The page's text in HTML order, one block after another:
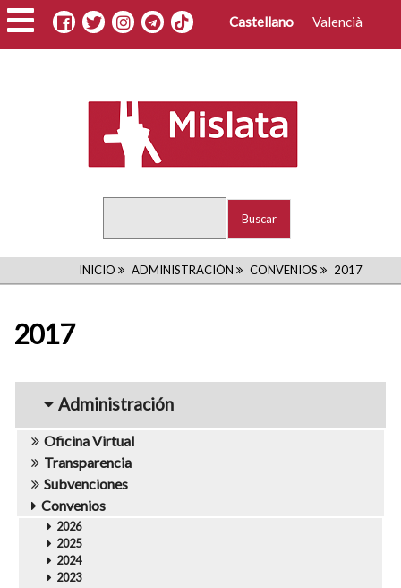
Pasar
al
contenido
Castellano Valencià
RUTA
INICIO ADMINISTRACIÓN CONVENIOS 2017
2017
navigation1
Administración
Oficina Virtual
Transparencia
Subvenciones
Convenios
2026
2025
2024
2023